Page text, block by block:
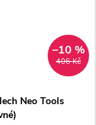
406 Kč
–10 %
Neo Tools